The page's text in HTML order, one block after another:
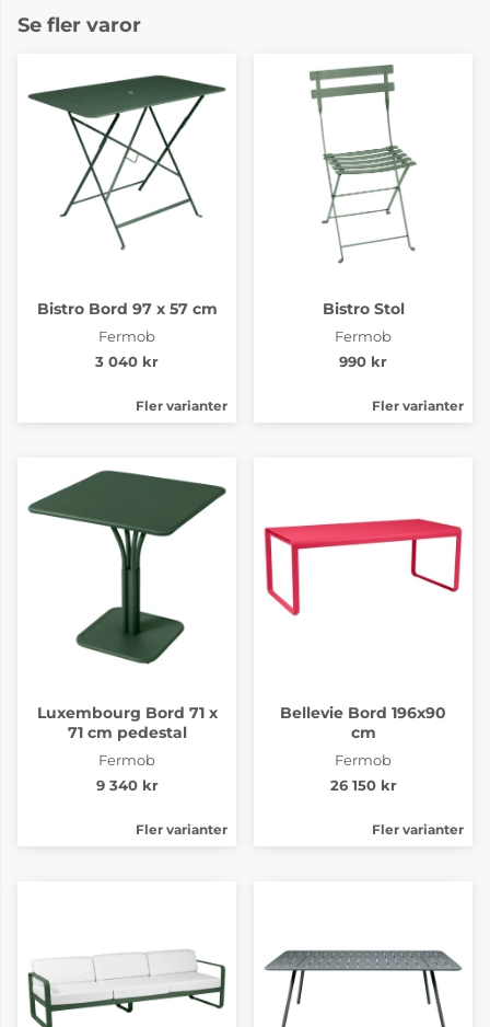
Luxembourg Red
Luxembourg
Luxembourg Storm
6-8 Veckor
Luxembourg Willow
Green
6-8 Veckor
Se fler varor
Bistro Bord 97 x 57 cm
Fermob
3 040 kr
Fler varianter
Bistro Stol
Fermob
990 kr
Fler varianter
Luxembourg Bord 71 x
71 cm pedestal
Fermob
9 340 kr
Fler varianter
Bellevie Bord 196x90
cm
Fermob
26 150 kr
Fler varianter